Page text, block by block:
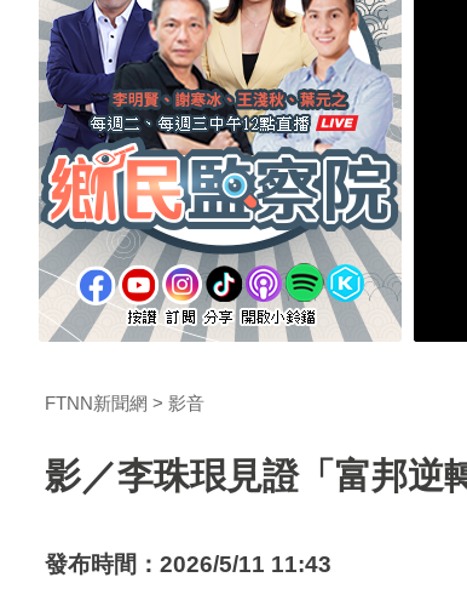
FTNN新聞網 影音
影／李珠珢見證「富邦
發布時間：2026/5/11 11:43